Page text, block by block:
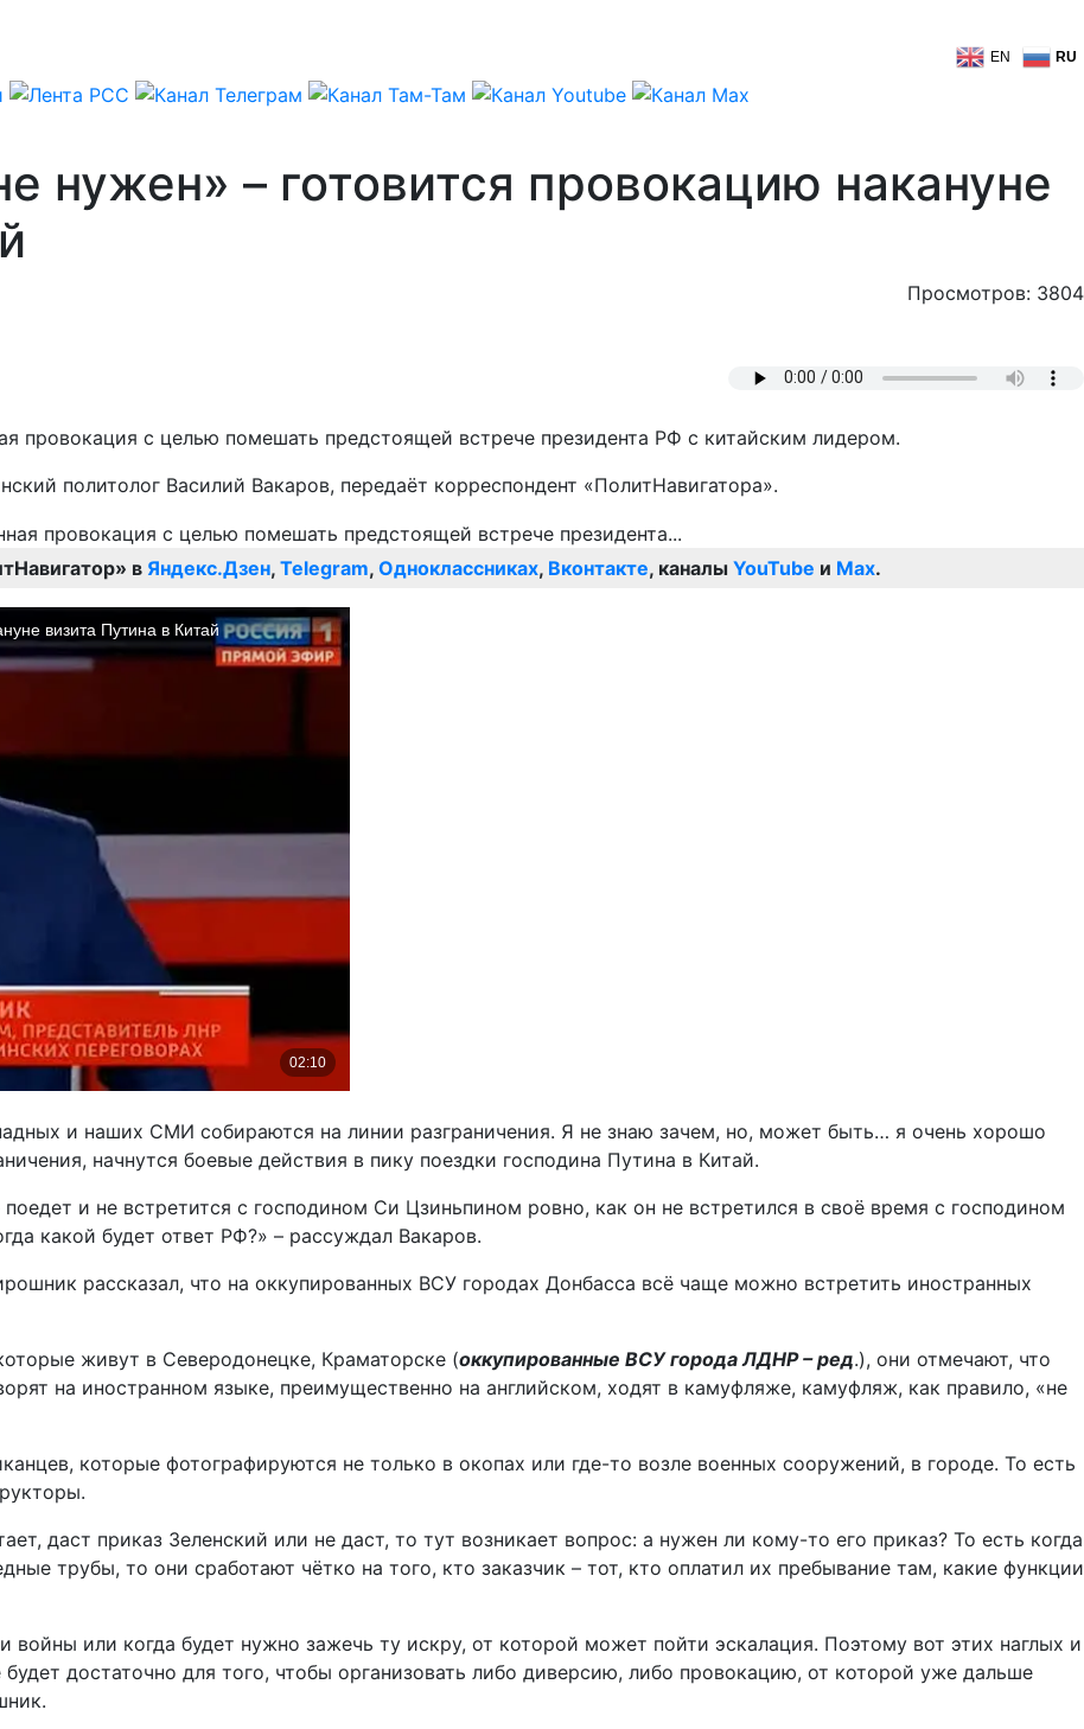
EN RU
нужен» – готовится провокацию накануне
Просмотров: 3804
провокация с целью помешать предстоящей встрече президента РФ с китайским лидером.
политолог Василий Вакаров, передаёт корреспондент «ПолитНавигатора».
в Яндекс.Дзен, Telegram, Одноклассниках, Вконтакте, каналы YouTube и Max.
и наших СМИ собираются на линии разграничения. Я не знаю зачем, но, может быть… я очень хорошо
начнутся боевые действия в пику поездки господина Путина в Китай.
и не встретится с господином Си Цзиньпином ровно, как он не встретился в своё время с господином
какой будет ответ РФ?» – рассуждал Вакаров.
рассказал, что на оккупированных ВСУ городах Донбасса всё чаще можно встретить иностранных
живут в Северодонецке, Краматорске (оккупированные ВСУ города ЛДНР – ред.), они отмечают, что
на иностранном языке, преимущественно на английском, ходят в камуфляже, камуфляж, как правило, «не
которые фотографируются не только в окопах или где-то возле военных сооружений, в городе. То есть
даст приказ Зеленский или не даст, то тут возникает вопрос: а нужен ли кому-то его приказ? То есть когда
трубы, то они сработают чётко на того, кто заказчик – тот, кто оплатил их пребывание там, какие функции
войны или когда будет нужно зажечь ту искру, от которой может пойти эскалация. Поэтому вот этих наглых и
достаточно для того, чтобы организовать либо диверсию, либо провокацию, от которой уже дальше